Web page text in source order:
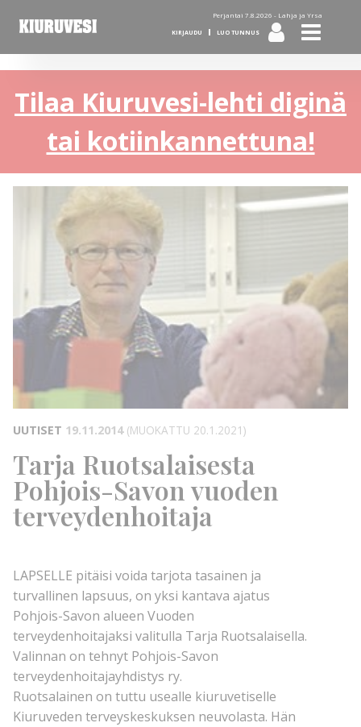
Perjantai 7.8.2026 - Lahja ja Yrsa
KIRJAUDU LUO TUNNUS
Tilaa Kiuruvesi-lehti diginä
tai kotiinkannettuna!
UUTISET 19.11.2014 (MUOKATTU 20.1.2021)
Tarja Ruotsalaisesta
Pohjois-Savon vuoden
terveydenhoitaja
LAPSELLE pitäisi voida tarjota tasainen ja
turvallinen lapsuus, on yksi kantava ajatus
Pohjois-Savon alueen Vuoden
terveydenhoitajaksi valitulla Tarja Ruotsalaisella.
Valinnan on tehnyt Pohjois-Savon
terveydenhoitajayhdistys ry.
Ruotsalainen on tuttu usealle kiuruvetiselle
Kiuruveden terveyskeskuksen neuvolasta. Hän